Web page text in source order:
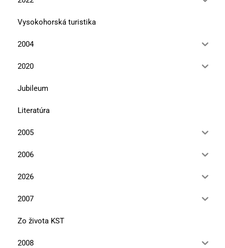
Vysokohorská turistika
2004
2020
Jubileum
Literatúra
2005
2006
2026
2007
Zo života KST
2008